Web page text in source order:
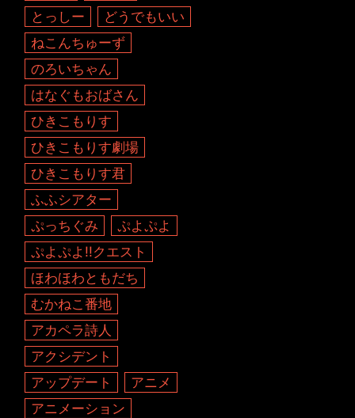
とっしー
どうでもいい
ねこんちゅーず
のろいちゃん
はなぐもおばさん
ひきこもりす
ひきこもりす劇場
ひきこもりす君
ふふシアター
ぷっちぐみ
ぷよぷよ
ぷよぷよ!!クエスト
ほわほわともだち
むかねこ番地
アカペラ詩人
アクシデント
アップデート
アニメ
アニメーション